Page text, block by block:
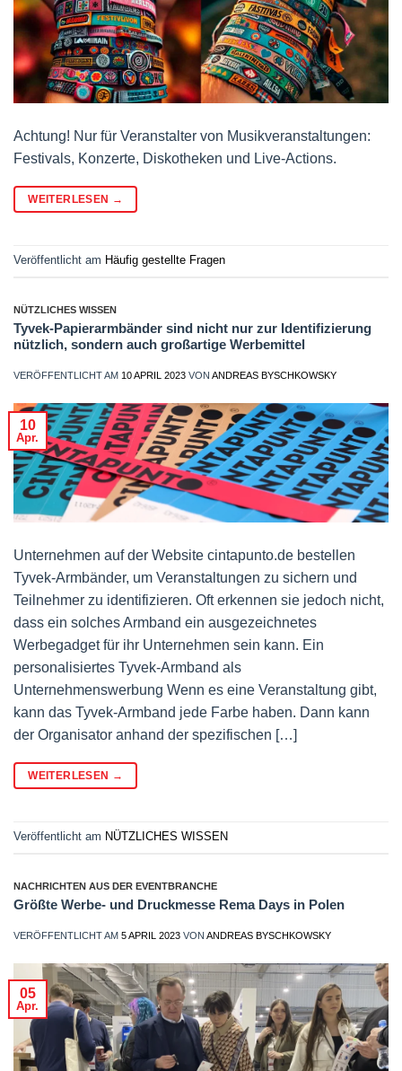
Achtung! Nur für Veranstalter von Musikveranstaltungen:
Festivals, Konzerte, Diskotheken und Live-Actions.
WEITERLESEN →
Veröffentlicht am Häufig gestellte Fragen
NÜTZLICHES WISSEN
Tyvek-Papierarmbänder sind nicht nur zur Identifizierung
nützlich, sondern auch großartige Werbemittel
VERÖFFENTLICHT AM 10 APRIL 2023 VON ANDREAS BYSCHKOWSKY
10
Apr.
Unternehmen auf der Website cintapunto.de bestellen
Tyvek-Armbänder, um Veranstaltungen zu sichern und
Teilnehmer zu identifizieren. Oft erkennen sie jedoch nicht,
dass ein solches Armband ein ausgezeichnetes
Werbegadget für ihr Unternehmen sein kann. Ein
personalisiertes Tyvek-Armband als
Unternehmenswerbung Wenn es eine Veranstaltung gibt,
kann das Tyvek-Armband jede Farbe haben. Dann kann
der Organisator anhand der spezifischen […]
WEITERLESEN →
Veröffentlicht am NÜTZLICHES WISSEN
NACHRICHTEN AUS DER EVENTBRANCHE
Größte Werbe- und Druckmesse Rema Days in Polen
VERÖFFENTLICHT AM 5 APRIL 2023 VON ANDREAS BYSCHKOWSKY
05
Apr.